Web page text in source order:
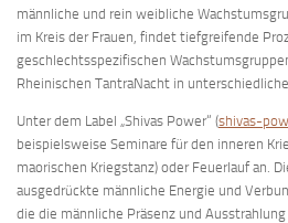
männliche und rein weibliche
im Kreis der Frauen, findet tiefgreifende
geschlechtsspezifischen
Rheinischen TantraNacht in
Unter dem Label „Shivas Power“ (shivas-
beispielsweise Seminare für den inneren
maorischen Kriegstanz) oder Feuerlauf an.
ausgedrückte männliche Energie und
die die männliche Präsenz und